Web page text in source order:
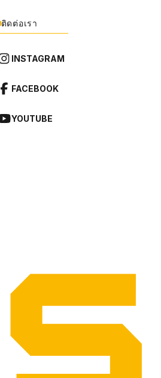
ติดต่อเรา
INSTAGRAM
FACEBOOK
YOUTUBE